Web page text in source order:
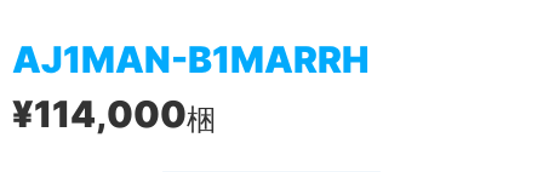
AJ1MAN-B1MARRH
¥114,000梱